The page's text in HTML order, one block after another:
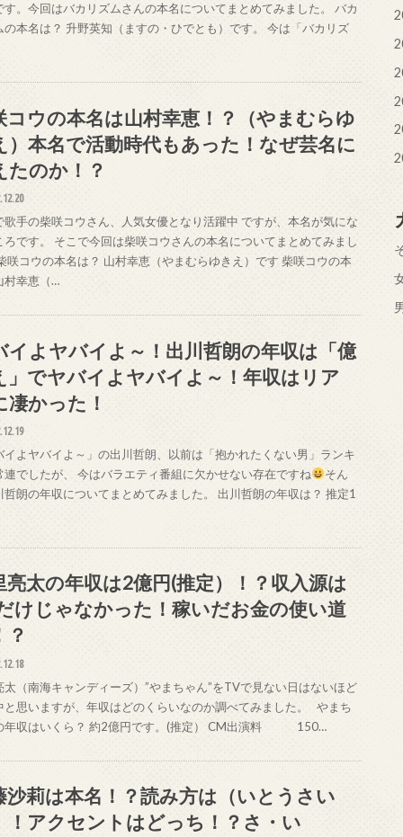
す。今回はバカリズムさんの本名についてまとめてみました。 バカ
の本名は？ 升野英知（ますの・ひでとも）です。 今は「バカリズ
コウの本名は山村幸恵！？（やまむらゆ
）本名で活動時代もあった！なぜ芸名に
たのか！？
歌手の柴咲コウさん、人気女優となり活躍中 ですが、本名が気にな
ろです。 そこで今回は柴咲コウさんの本名についてまとめてみまし
咲コウの本名は？ 山村幸恵（やまむらゆきえ）です 柴咲コウの本
村幸恵（…
イよヤバイよ～！出川哲朗の年収は「億
」でヤバイよヤバイよ～！年収はリア
凄かった！
イよヤバイよ～」の出川哲朗、以前は「抱かれたくない男」ランキ
連でしたが、 今はバラエティ番組に欠かせない存在ですね
そん
哲朗の年収についてまとめてみました。 出川哲朗の年収は？ 推定1
亮太の年収は2億円(推定）！？収入源は
けじゃなかった！稼いだお金の使い道
？
太（南海キャンディーズ）”やまちゃん”をTVで見ない日はないほど
と思いますが、年収はどのくらいなのか調べてみました。 やまち
年収はいくら？ 約2億円です。(推定） CM出演料 150…
沙莉は本名！？読み方は（いとうさい
！アクセントはどっち！？さ・い